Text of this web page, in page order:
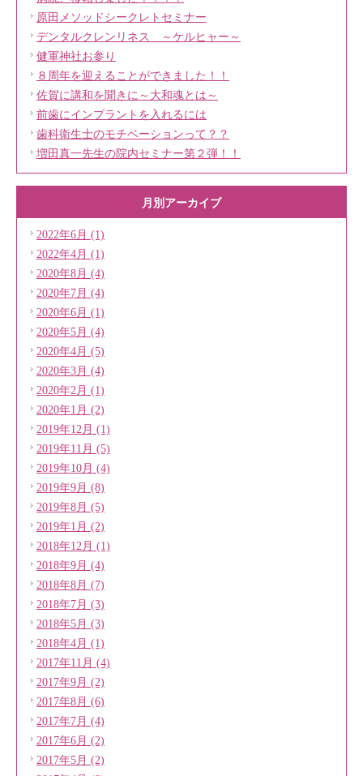
原田メソッドシークレトセミナー
デンタルクレンリネス ～ケルヒャー～
健軍神社お参り
８周年を迎えることができました！！
佐賀に講和を聞きに～大和魂とは～
前歯にインプラントを入れるには
歯科衛生士のモチベーションって？？
増田真一先生の院内セミナー第２弾！！
月別アーカイブ
2022年6月 (1)
2022年4月 (1)
2020年8月 (4)
2020年7月 (4)
2020年6月 (1)
2020年5月 (4)
2020年4月 (5)
2020年3月 (4)
2020年2月 (1)
2020年1月 (2)
2019年12月 (1)
2019年11月 (5)
2019年10月 (4)
2019年9月 (8)
2019年8月 (5)
2019年1月 (2)
2018年12月 (1)
2018年9月 (4)
2018年8月 (7)
2018年7月 (3)
2018年5月 (3)
2018年4月 (1)
2017年11月 (4)
2017年9月 (2)
2017年8月 (6)
2017年7月 (4)
2017年6月 (2)
2017年5月 (2)